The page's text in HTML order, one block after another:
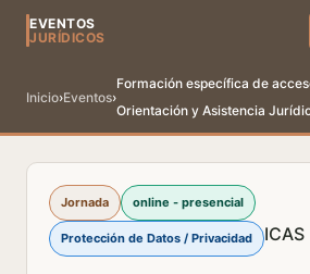
EVENTOS
JURÍDICOS
Inicio›Eventos›
Formación específica de
Orientación y Asistencia
Jornada online - presencial
Protección de Datos / Privacidad ICAS